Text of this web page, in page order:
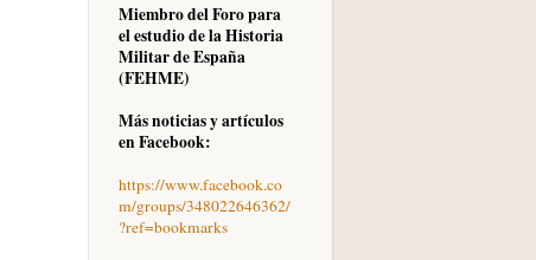
Miembro del Foro para
el estudio de la Historia
Militar de España
(FEHME)
Más noticias y artículos
en Facebook:
https://www.facebook.co
m/groups/348022646362/
?ref=bookmarks